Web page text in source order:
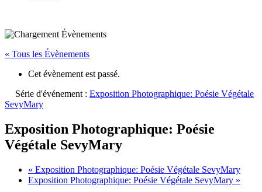
« Tous les Évènements
Cet évènement est passé.
Série d'événement : Exposition Photographique: Poésie Végétale
SevyMary
Exposition Photographique: Poésie
Végétale SevyMary
« Exposition Photographique: Poésie Végétale SevyMary
Exposition Photographique: Poésie Végétale SevyMary »